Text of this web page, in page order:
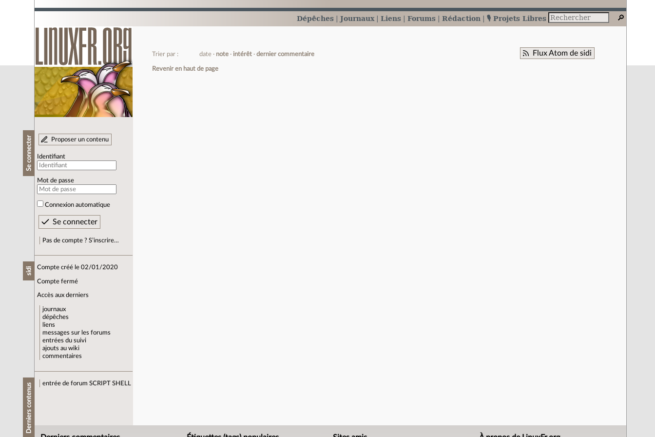
Dépêches Journaux Liens Forums Rédaction 🎙️ Projets Libres
Se connecter Proposer un contenu
Identifiant
Mot de passe
Connexion automatique
Pas de compte ? S’inscrire…
sidi Compte créé le 02/01/2020
Compte fermé
Accès aux derniers
journaux
dépêches
liens
messages sur les forums
entrées du suivi
ajouts au wiki
commentaires
Derniers contenus entrée de forum SCRIPT SHELL
Flux Atom de sidi
Trier par : date note intérêt dernier commentaire
Revenir en haut de page